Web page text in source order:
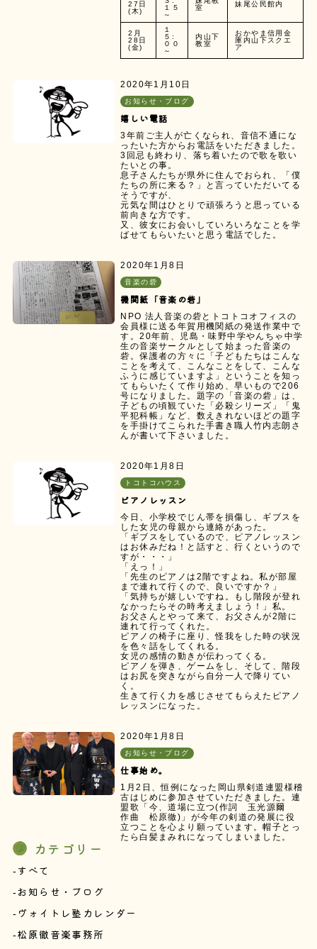
カテゴリー
すべて
お知らせ・ブログ
ヴォイトレ塾カレンダー
松原徹音楽事務所
27日
(木)
１５
～
室
妹尾公民館内
2月
28日
(金)
１
５:
００
～
内山下
教室
おかやま信用金
庫内山下スクエ
ア
2020年1月10日
お知らせ・ブログ
嬉しい電話
3年前ご主人が亡くなられ、音信不通にな
ったいた方からお電話をいただきました。
3回忌も終わり、落ち着いたので歌を歌い
たいとの事。
息子さんたちが県外に住んでおられ、「僕
たちの所に来る？」と言っていただいてる
そうですが、
元気な間はひとりで頑張ろうと思っている
前向きな方です。
又、彼女にお会いしていろいろなことを学
ばせてもらいたいと思う電話でした。
2020年1月8日
音楽の砦
機関紙「音楽の砦」
NPO 法人音楽の砦とトコトコオフィスの
会員様に送る年賀用機関紙の発送作業中で
す。20年前、児島・味野中学やんちゃ中学
生の音楽サークルとして始まった音楽の
砦。保護者の方々に「子どもたちはこんな
ことを考えて、こんなことをして、こんな
ふうに感じていますよ」ということを知っ
てもらいたくて作り始め、早いもので206
号になりました。題字の「音楽の砦」は、
子どもの頃観ていた「必殺シリーズ」「鬼
平犯科帳」など、数えきれないほどの題字
を手掛けてこられた手書き職人竹内志朗さ
んが書いて下さいました。
2020年1月8日
トコトコハウス
ピアノレッスン
今日、小学校でじん帯を損傷し、ギブスを
した女児の母親から連絡があった。
「ギブスをしているので、ピアノレッスン
はお休みだね！と話すと、行くというので
すが・・・」
「えっ！」
「先生のピアノは2階ですよね。私が部屋
まで連れて行くので、良いですか？」
「気持ちが嬉しいですね。もし階段が登れ
なかったらその時考えましょう！」私。
お父さんとやって来て、お父さんが2階に
連れて行ってくれた。
ピアノの椅子に座り、怪我をした時の状況
を色々話をしてくれる。
女児の感情の動きが伝わってくる。
ピアノを弾き、ゲームをし、そして、階段
はお尻を突きながら自分一人で降りてい
く。
生きて行く力を感じさせてもらえたピアノ
レッスンになった。
2020年1月8日
お知らせ・ブログ
仕事始め。
1月2日、恒例になった岡山県剣道連盟様稽
古はじめに参加させていただきました。連
盟歌「今、道場に立つ(作詞 玉光源爾
作曲 松原徹)」が今年の剣道の発展に役
立つことを心より願っています。帽子とっ
たら白髪まみれになってしまいました。